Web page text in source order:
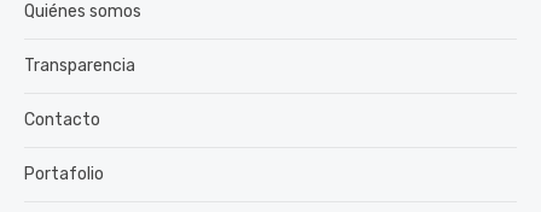
Quiénes somos
Transparencia
Contacto
Portafolio